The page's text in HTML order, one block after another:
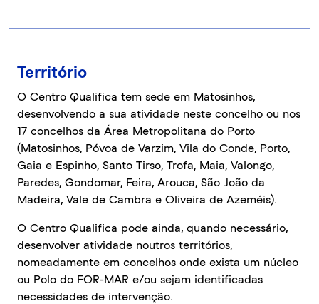
Território
O Centro Qualifica tem sede em Matosinhos,
desenvolvendo a sua atividade neste concelho ou nos
17 concelhos da Área Metropolitana do Porto
(Matosinhos, Póvoa de Varzim, Vila do Conde, Porto,
Gaia e Espinho, Santo Tirso, Trofa, Maia, Valongo,
Paredes, Gondomar, Feira, Arouca, São João da
Madeira, Vale de Cambra e Oliveira de Azeméis).
O Centro Qualifica pode ainda, quando necessário,
desenvolver atividade noutros territórios,
nomeadamente em concelhos onde exista um núcleo
ou Polo do FOR-MAR e/ou sejam identificadas
necessidades de intervenção.